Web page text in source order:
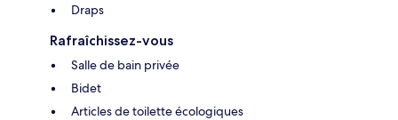
Draps
Rafraîchissez-vous
Salle de bain privée
Bidet
Articles de toilette écologiques